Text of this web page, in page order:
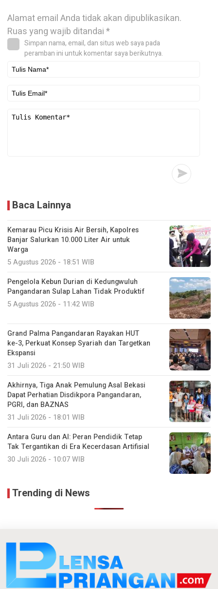
Alamat email Anda tidak akan dipublikasikan.
Ruas yang wajib ditandai*
Simpan nama, email, dan situs web saya pada
peramban ini untuk komentar saya berikutnya.
Baca Lainnya
Kemarau Picu Krisis Air Bersih, Kapolres
Banjar Salurkan 10.000 Liter Air untuk
Warga
5 Agustus 2026 - 18:51 WIB
Pengelola Kebun Durian di Kedungwuluh
Pangandaran Sulap Lahan Tidak Produktif ‎
5 Agustus 2026 - 11:42 WIB
Grand Palma Pangandaran Rayakan HUT
ke-3, Perkuat Konsep Syariah dan Targetkan
Ekspansi
31 Juli 2026 - 21:50 WIB
Akhirnya, Tiga Anak Pemulung Asal Bekasi
Dapat Perhatian Disdikpora Pangandaran,
PGRI, dan BAZNAS
31 Juli 2026 - 18:01 WIB
Antara Guru dan AI: Peran Pendidik Tetap
Tak Tergantikan di Era Kecerdasan Artifisial
30 Juli 2026 - 10:07 WIB
Trending di News